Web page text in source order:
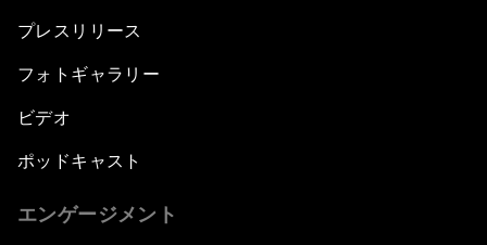
プレスリリース
フォトギャラリー
ビデオ
ポッドキャスト
エンゲージメント